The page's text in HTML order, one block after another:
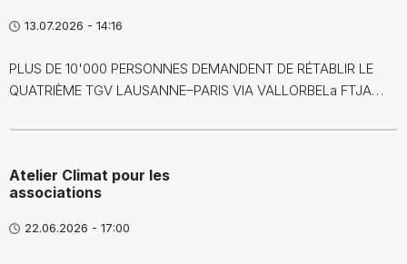
13.07.2026 - 14:16
PLUS DE 10'000 PERSONNES DEMANDENT DE RÉTABLIR LE
QUATRIÈME TGV LAUSANNE–PARIS VIA VALLORBELa FTJA…
Atelier Climat pour les
associations
22.06.2026 - 17:00